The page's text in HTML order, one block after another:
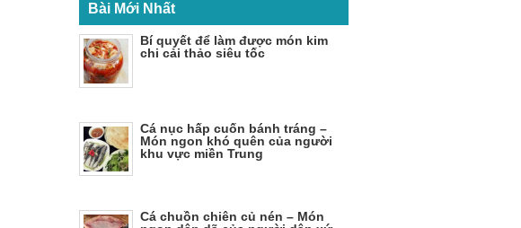
Bài Mới Nhất
Bí quyết để làm được món kim
chi cải thảo siêu tốc
Cá nục hấp cuốn bánh tráng –
Món ngon khó quên của người
khu vực miền Trung
Cá chuồn chiên củ nén – Món